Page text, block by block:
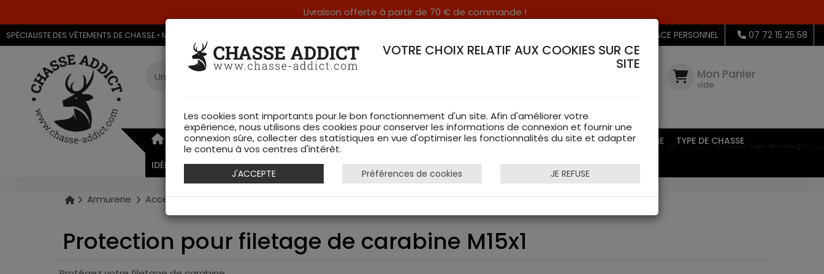
Livraison offerte à partir de 70 € de commande !
SPÉCIALISTE DES VÊTEMENTS DE CHASSE • MAGASIN DE CHASSE & ARMURERIE DANS LES VOSGES & SUR INTERNET MON ESPACE PERSONNEL 07 72 15 25 58
Mon Panier
vide
ARMURERIE VÊTEMENTS DE CHASSE RAYON FEMME CHAUSSURES ACCESSOIRES EQUIPEMENTS DE CHASSE
TYPE DE CHASSE
IDÉES CADEAUX
Armurerie Accessoires Protection pour filetage de carabine M15x1
Protection pour filetage de carabine M15x1
VOTRE CHOIX RELATIF AUX COOKIES SUR CE
SITE
Les cookies sont importants pour le bon fonctionnement d'un site. Afin d'améliorer votre
expérience, nous utilisons des cookies pour conserver les informations de connexion et fournir une
connexion sûre, collecter des statistiques en vue d'optimiser les fonctionnalités du site et adapter
le contenu à vos centres d'intérêt.
J'ACCEPTE Préférences de cookies JE REFUSE